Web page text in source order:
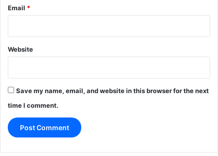
Email *
Website
Save my name, email, and website in this browser for the next
time I comment.